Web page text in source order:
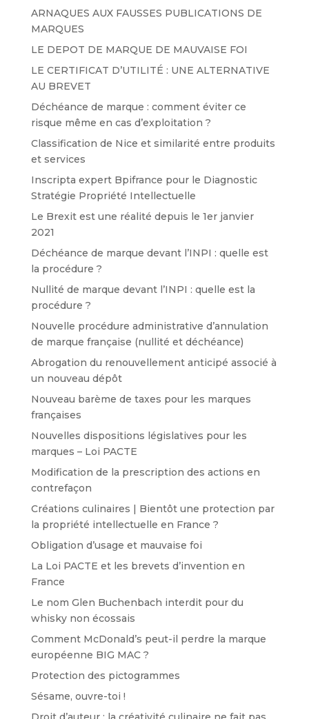
ARNAQUES AUX FAUSSES PUBLICATIONS DE
MARQUES
LE DEPOT DE MARQUE DE MAUVAISE FOI
LE CERTIFICAT D’UTILITÉ : UNE ALTERNATIVE
AU BREVET
Déchéance de marque : comment éviter ce
risque même en cas d’exploitation ?
Classification de Nice et similarité entre produits
et services
Inscripta expert Bpifrance pour le Diagnostic
Stratégie Propriété Intellectuelle
Le Brexit est une réalité depuis le 1er janvier
2021
Déchéance de marque devant l’INPI : quelle est
la procédure ?
Nullité de marque devant l’INPI : quelle est la
procédure ?
Nouvelle procédure administrative d’annulation
de marque française (nullité et déchéance)
Abrogation du renouvellement anticipé associé à
un nouveau dépôt
Nouveau barème de taxes pour les marques
françaises
Nouvelles dispositions législatives pour les
marques – Loi PACTE
Modification de la prescription des actions en
contrefaçon
Créations culinaires | Bientôt une protection par
la propriété intellectuelle en France ?
Obligation d’usage et mauvaise foi
La Loi PACTE et les brevets d’invention en
France
Le nom Glen Buchenbach interdit pour du
whisky non écossais
Comment McDonald’s peut-il perdre la marque
européenne BIG MAC ?
Protection des pictogrammes
Sésame, ouvre-toi !